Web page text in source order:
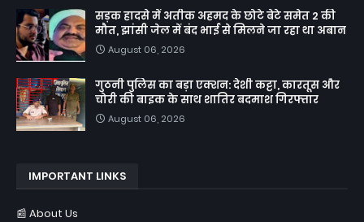
सड़क हादसे में अतीक अहमद के छोटे बेटे समेत 2 की
मौत, झांसी जेल में बंद भाई से मिलने जा रहा था अबान
August 06, 2026
गुठनी पुलिस का बड़ा एक्शन: देशी कट्टा, कारतूस और
चोरी की बाइक के साथ शातिर बदमाश गिरफ्तार
August 06, 2026
IMPORTANT LINKS
📰 About Us